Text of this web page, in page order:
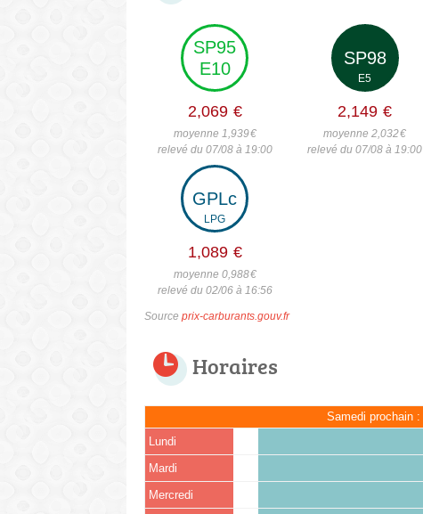
SP95
E10
2,069 €
moyenne 1,939€
relevé du 07/08 à 19:00
SP98
E5
2,149 €
moyenne 2,032€
relevé du 07/08 à 19:00
GPLc
LPG
1,089 €
moyenne 0,988€
relevé du 02/06 à 16:56
Source prix-carburants.gouv.fr
Horaires
Samedi prochain :
Lundi
Mardi
Mercredi